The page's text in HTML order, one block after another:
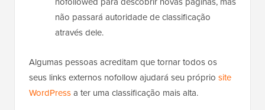
não passará autoridade de classificação
através dele.
Algumas pessoas acreditam que tornar todos os
seus links externos nofollow ajudará seu próprio site
WordPressa ter uma classificação mais alta.